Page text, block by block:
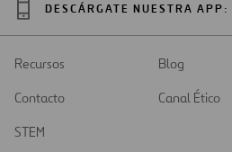
DESCÁRGATE NUESTRA APP:
Recursos
Blog
Contacto
Canal Ético
STEM